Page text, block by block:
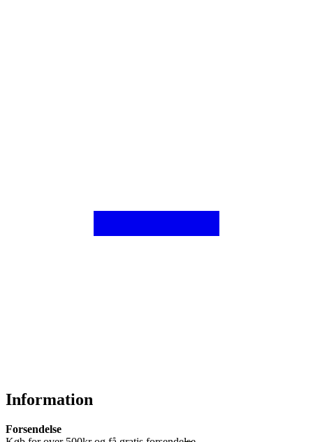
Information
Forsendelse